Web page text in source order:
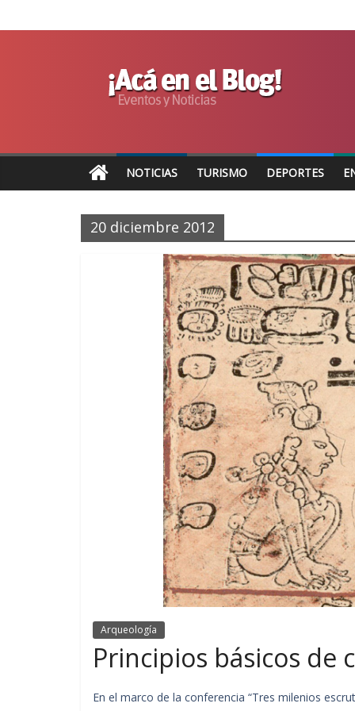
NOTICIAS TURISMO DEPORTES
20 diciembre 2012
Arqueología
Principios básicos de
En el marco de la conferencia “Tres milenios